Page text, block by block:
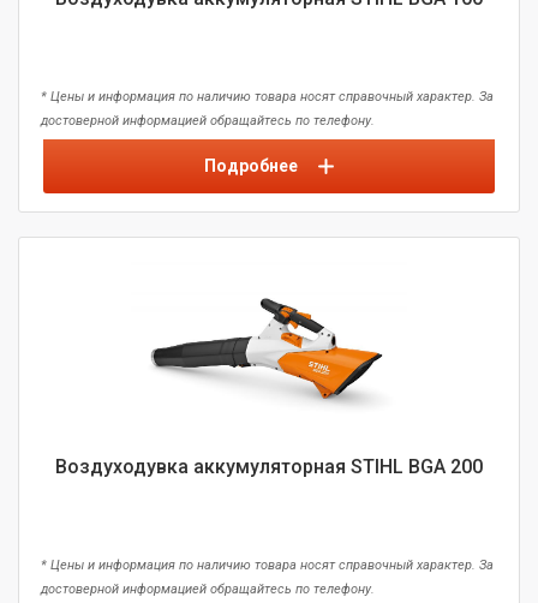
* Цены и информация по наличию товара носят справочный характер. За
достоверной информацией обращайтесь по телефону.
Подробнее
Воздуходувка аккумуляторная STIHL BGA 200
* Цены и информация по наличию товара носят справочный характер. За
достоверной информацией обращайтесь по телефону.